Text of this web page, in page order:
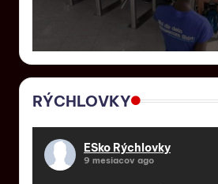
RÝCHLOVKY
ESko Rýchlovky
9 mesiacov ago